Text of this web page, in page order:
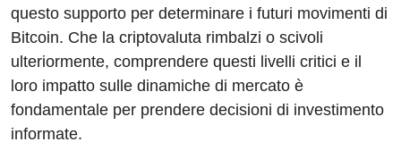
questo supporto per determinare i futuri movimenti di
Bitcoin. Che la criptovaluta rimbalzi o scivoli
ulteriormente, comprendere questi livelli critici e il
loro impatto sulle dinamiche di mercato è
fondamentale per prendere decisioni di investimento
informate.